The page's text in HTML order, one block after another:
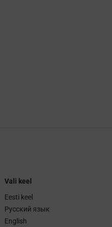
Vali keel
Eesti keel
Русский язык
English